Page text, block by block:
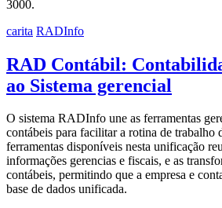
3000.
carita RADInfo
RAD Contábil:
ao Sistema gerencial
O sistema RADInfo une as ferramentas
contábeis para facilitar a rotina de trabalho
ferramentas disponíveis nesta unificação
informações gerencias e fiscais, e as
contábeis, permitindo que a empresa e
base de dados unificada.